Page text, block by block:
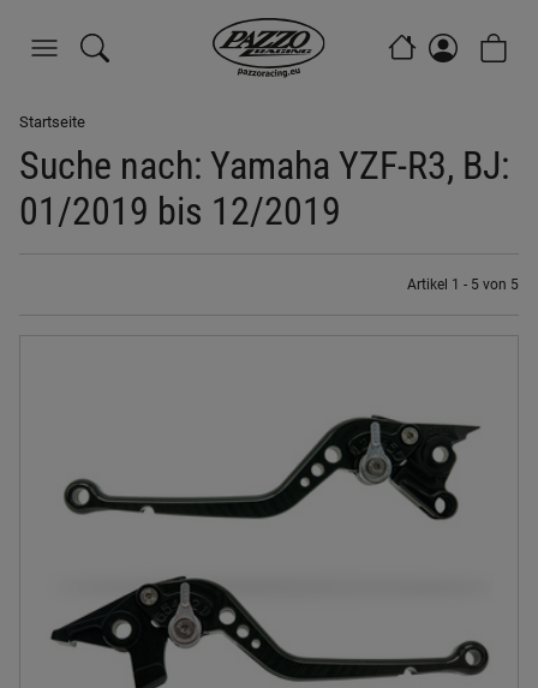
Startseite
Suche nach: Yamaha YZF-R3, BJ:
01/2019 bis 12/2019
Artikel 1 - 5 von 5